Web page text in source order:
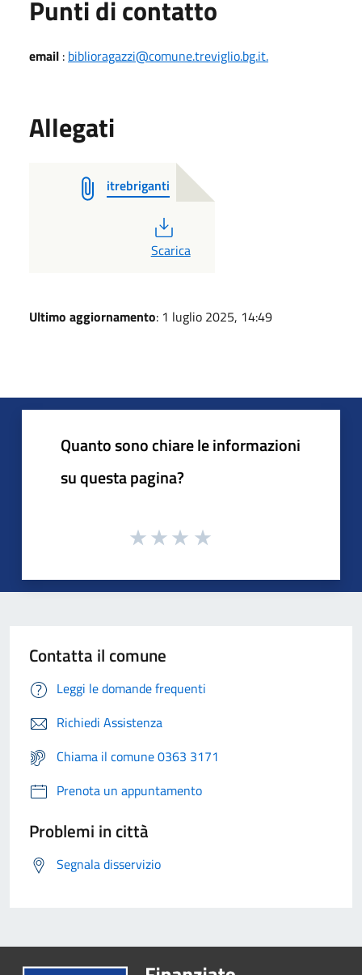
Punti di contatto
email : biblioragazzi@comune.treviglio.bg.it.
Allegati
itrebriganti
PDF
Scarica
Ultimo aggiornamento: 1 luglio 2025, 14:49
Quanto sono chiare le informazioni
su questa pagina?
Contatta il comune
Leggi le domande frequenti
Richiedi Assistenza
Chiama il comune 0363 3171
Prenota un appuntamento
Problemi in città
Segnala disservizio